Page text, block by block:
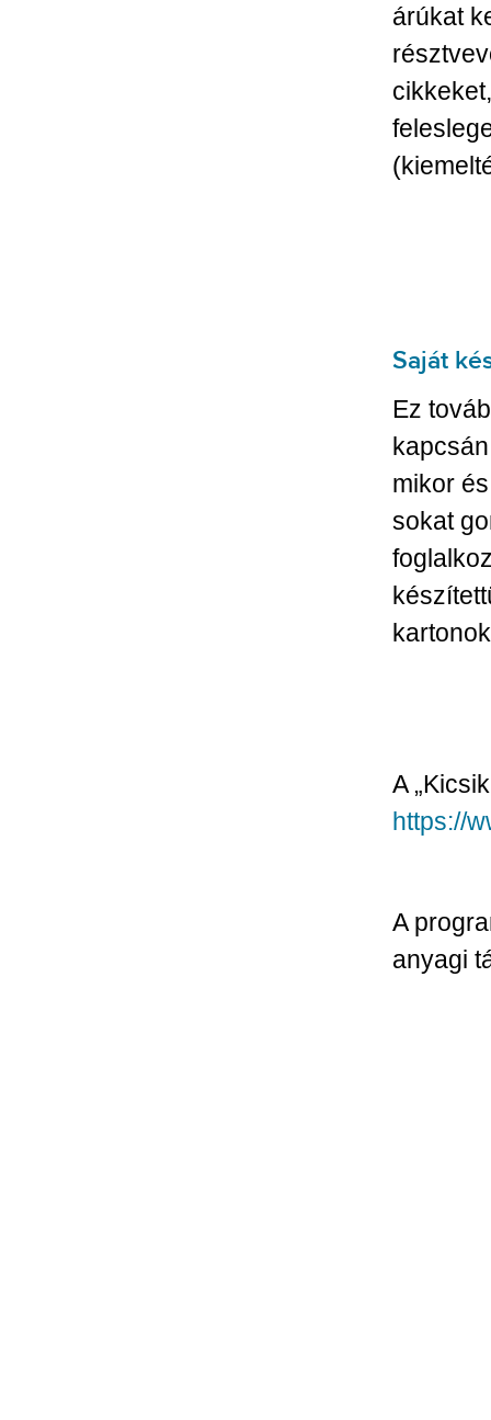
árúkat
Saját
Ez
mikor
sokat
A
https://
A
anyagi